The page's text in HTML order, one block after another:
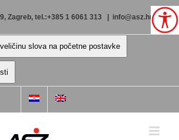
Zagreb, tel.:+385 1 6061 313 info@asz.hr
slova na početne postavke